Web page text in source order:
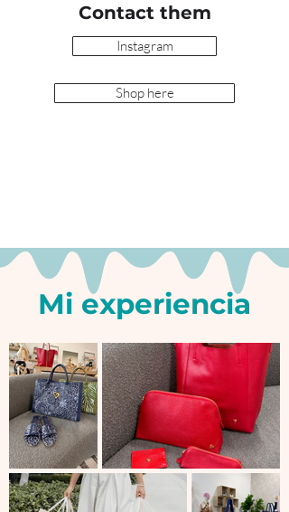
Contact them
Instagram
Shop here
Mi experiencia